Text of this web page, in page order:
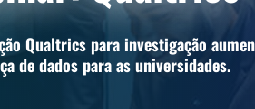
Qualtrics para investigação
de dados para as universidades.